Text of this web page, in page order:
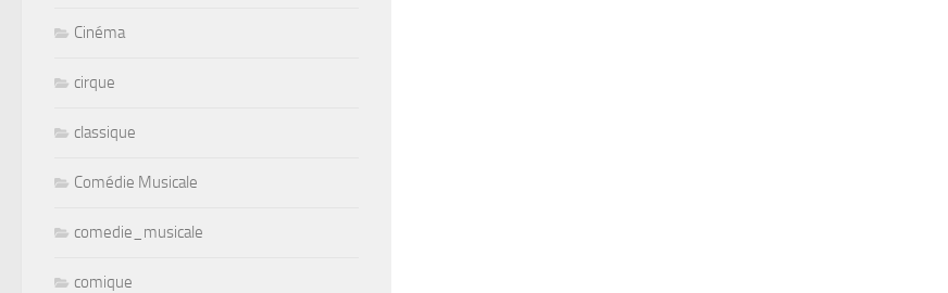
Cinéma
cirque
classique
Comédie Musicale
comedie_musicale
comique